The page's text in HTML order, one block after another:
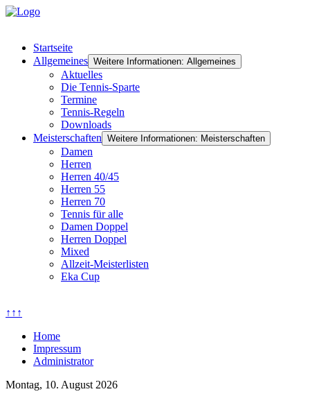
Startseite
Allgemeines Weitere Informationen: Allgemeines
Aktuelles
Die Tennis-Sparte
Termine
Tennis-Regeln
Downloads
Meisterschaften Weitere Informationen: Meisterschaften
Damen
Herren
Herren 40/45
Herren 55
Herren 70
Tennis für alle
Damen Doppel
Herren Doppel
Mixed
Allzeit-Meisterlisten
Eka Cup
↑↑↑
Home
Impressum
Administrator
Montag, 10. August 2026